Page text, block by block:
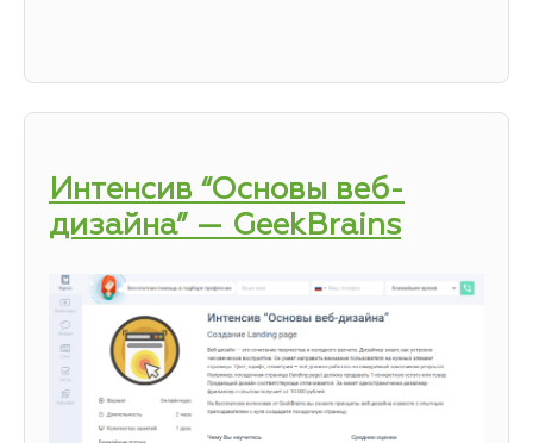
Интенсив “Основы веб-
дизайна” — GeekBrains